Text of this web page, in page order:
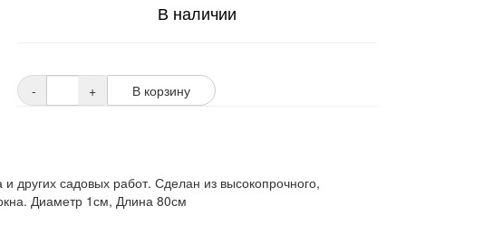
В наличии
- + В корзину
других садовых работ. Сделан из высокопрочного,
Диаметр 1см, Длина 80см